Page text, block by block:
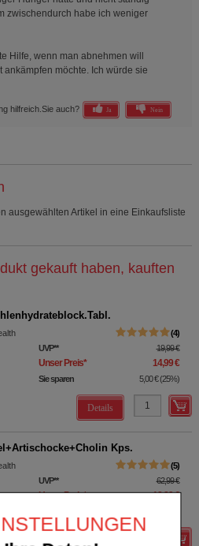
zwischendurch habe ich weniger
Hilfe, wenn man abnehmen will
möchte. Ich würde sie
hilfreich. Sie auch? Ja Nein
ausgewählten Artikel in eine Einkaufsliste
gekauft haben, kauften
4
UVP** 19,99 €
Unser Preis* 14,99 €
Sie sparen 5,00 € (25%)
Details
Kps.
5
UVP** 62,99 €
Unser Preis* 18,89 €
Details